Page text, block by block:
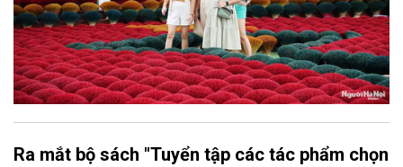
Ra mắt bộ sách "Tuyển tập các tác phẩm chọn